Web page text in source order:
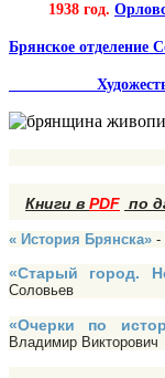
1938 год.
Брянское отделение
Художественное
Книги в PDF по
« История Брянска» -
«Старый город.
Соловьев
«Очерки по
Владимир Викторович